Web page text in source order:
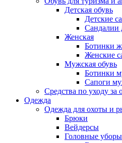
Детская обувь
Детские
Сандалии
Женская
Ботинки
Женские
Мужская обувь
Ботинки
Сапоги
Средства по уходу за
Одежда
Одежда для охоты и
Брюки
Вейдерсы
Головные уборы